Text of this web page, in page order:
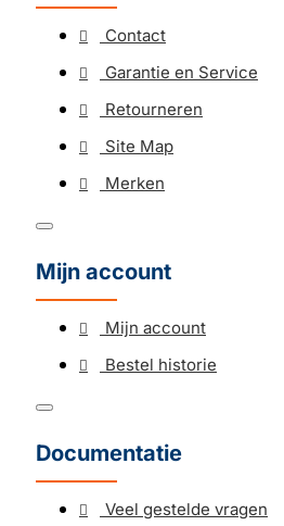
Contact
Garantie en Service
Retourneren
Site Map
Merken
Mijn account
Mijn account
Bestel historie
Documentatie
Veel gestelde vragen